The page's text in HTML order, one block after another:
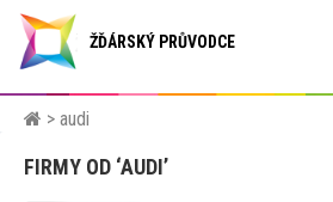
ŽĎÁRSKÝ PRŮVODCE
> audi
FIRMY OD ‘AUDI’